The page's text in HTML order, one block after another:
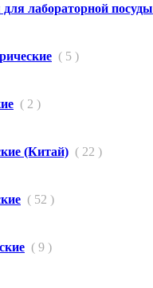
лабораторной посуды
( 5 )
( 2 )
(Китай) ( 22 )
( 52 )
( 9 )